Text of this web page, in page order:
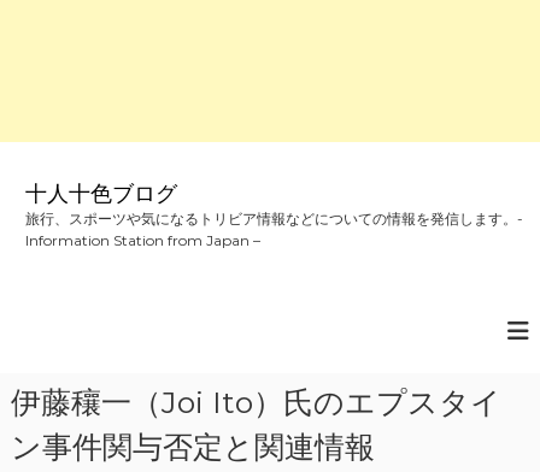
十人十色ブログ
旅行、スポーツや気になるトリビア情報などについての情報を発信します。-
Information Station from Japan –
伊藤穰一（Joi Ito）氏のエプスタイ
ン事件関与否定と関連情報